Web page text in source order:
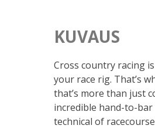
KUVAUS
Cross country racing
your race rig. That’s
that’s more than just
incredible hand-to-
technical of